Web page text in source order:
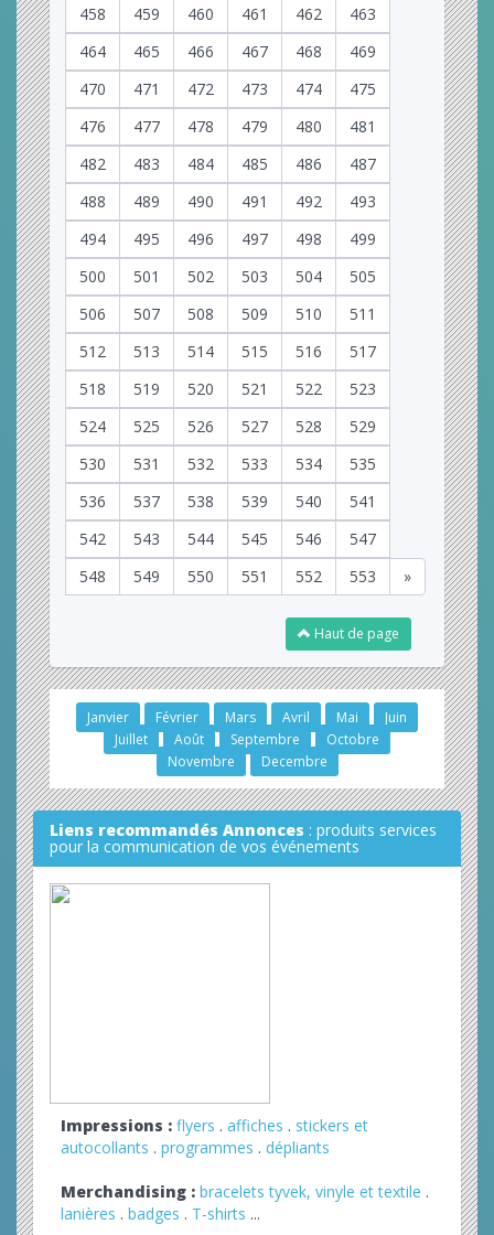
458 459 460 461 462
463
464
465 466 467 468
469
470
471 472 473 474
475
476
477 478 479 480
481
482
483 484 485 486
487
488
489 490 491 492
493
494
495 496 497 498
499
500
501 502 503 504
505
506
507 508 509 510
511
512
513 514 515 516
517
518
519 520 521 522
523
524
525 526 527 528
529
530
531 532 533 534
535
536
537 538 539 540
541
542
543 544 545 546
547
548
549 550 551 552 553 »
Haut de page
Janvier Février Mars Avril Mai
Juin
Juillet
Août Septembre
Octobre
Novembre
Decembre
Liens recommandés Annonces : produits services
pour la communication de vos événements
Impressions : flyers . affiches . stickers et
autocollants . programmes . dépliants
Merchandising : bracelets tyvek, vinyle et textile .
lanières . badges . T-shirts ...